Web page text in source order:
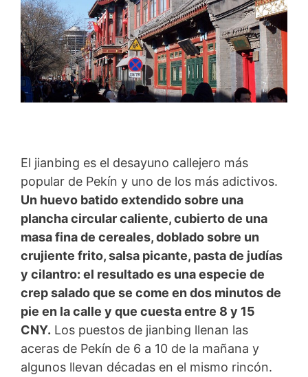
El jianbing es el desayuno callejero más
popular de Pekín y uno de los más adictivos.
Un huevo batido extendido sobre una
plancha circular caliente, cubierto de una
masa fina de cereales, doblado sobre un
crujiente frito, salsa picante, pasta de judías
y cilantro: el resultado es una especie de
crep salado que se come en dos minutos de
pie en la calle y que cuesta entre 8 y 15
CNY. Los puestos de jianbing llenan las
aceras de Pekín de 6 a 10 de la mañana y
algunos llevan décadas en el mismo rincón.